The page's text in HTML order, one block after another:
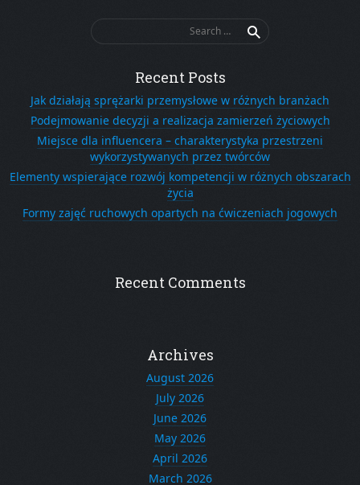
Search
for:
Recent Posts
Jak działają sprężarki przemysłowe w różnych branżach
Podejmowanie decyzji a realizacja zamierzeń życiowych
Miejsce dla influencera – charakterystyka przestrzeni
wykorzystywanych przez twórców
Elementy wspierające rozwój kompetencji w różnych obszarach
życia
Formy zajęć ruchowych opartych na ćwiczeniach jogowych
Recent Comments
Archives
August 2026
July 2026
June 2026
May 2026
April 2026
March 2026